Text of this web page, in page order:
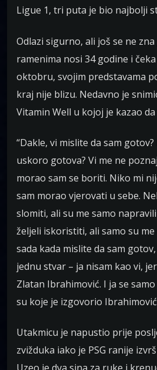
Ligue 1, tri puta je bio najbolji
Odlazi sigurno, ali još se ne
ramenima nosi 34 godine i
oktobru, svojim predstavama
kraj nije blizu. Nedavno je
Vitamin Well u kojoj je kazao da
“Dakle, vi mislite da sam
uskoro gotova? Vi me ne
morao sam se boriti. Niko mi
sam morao vjerovati u sebe.
slomiti, ali su me samo
željeli iskoristiti, ali samo su
sada kada mislite da sam
jednu stvar – ja nisam kao vi,
Zlatan Ibrahimović. I ja se
su koje je izgovorio
Utakmicu je napustio prije
zvižduka iako je PSG ranije